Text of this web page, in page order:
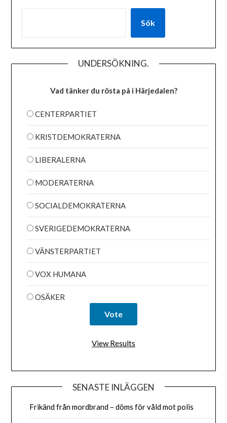
Sök
UNDERSÖKNING.
Vad tänker du rösta på i Härjedalen?
CENTERPARTIET
KRISTDEMOKRATERNA
LIBERALERNA
MODERATERNA
SOCIALDEMOKRATERNA
SVERIGEDEMOKRATERNA
VÄNSTERPARTIET
VOX HUMANA
OSÄKER
View Results
SENASTE INLÄGGEN
Frikänd från mordbrand – döms för våld mot polis